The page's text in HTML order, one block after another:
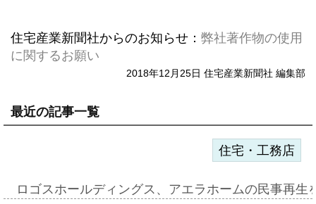
住宅産業新聞社からのお知らせ： 弊社著作物の使用
に関するお願い
2018年12月25日 住宅産業新聞社 編集部
最近の記事一覧
住宅・工務店
ロゴスホールディングス、アエラホームの民事再